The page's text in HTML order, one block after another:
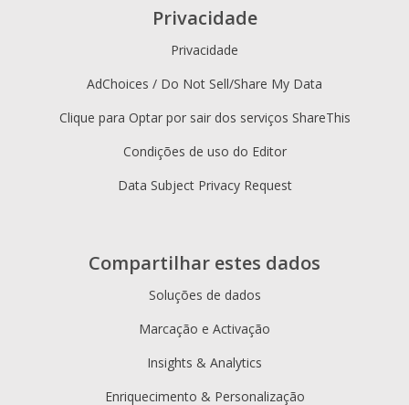
Compartilhar estes dados
Soluções de dados
Marcação e Activação
Insights & Analytics
Enriquecimento & Personalização
Privacidade
Privacidade
AdChoices / Do Not Sell/Share My Data
Clique para Optar por sair dos serviços ShareThis
Condições de uso do Editor
Data Subject Privacy Request